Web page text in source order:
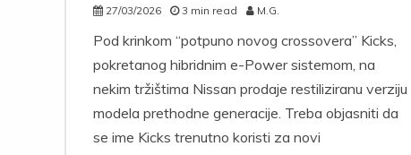
27/03/2026 3 min read M.G.
Pod krinkom “potpuno novog crossovera” Kicks,
pokretanog hibridnim e-Power sistemom, na
nekim tržištima Nissan prodaje restiliziranu verziju
modela prethodne generacije. Treba objasniti da
se ime Kicks trenutno koristi za novi